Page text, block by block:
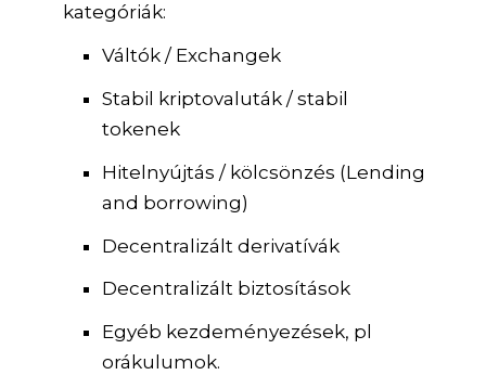
kategóriák:
Váltók / Exchangek
Stabil kriptovaluták / stabil
tokenek
Hitelnyújtás / kölcsönzés (Lending
and borrowing)
Decentralizált derivatívák
Decentralizált biztosítások
Egyéb kezdeményezések, pl
orákulumok.